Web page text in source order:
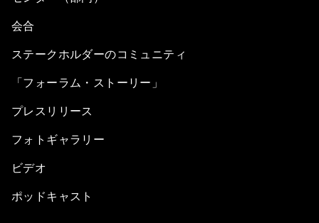
会合
ステークホルダーのコミュニティ
「フォーラム・ストーリー」
プレスリリース
フォトギャラリー
ビデオ
ポッドキャスト